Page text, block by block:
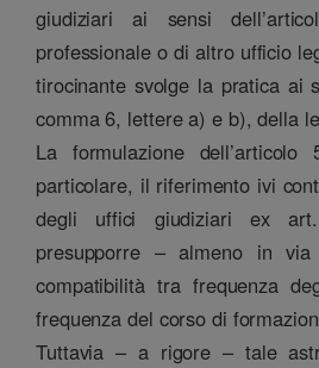
giudiziari ai sensi
professionale o di altro ufficio
tirocinante svolge la pratica ai
comma 6, lettere a) e b), della
La formulazione
particolare, il riferimento ivi
degli uffici giudiziari ex
presupporre – almeno in
compatibilità tra frequenza
frequenza del corso di
Tuttavia – a rigore – tale